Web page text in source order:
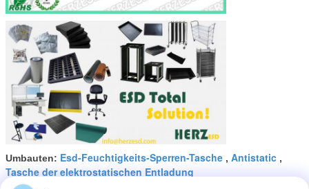
Umbauten: Esd-Feuchtigkeits-Sperren-Tasche , Antistatic ,
Tasche der elektrostatischen Entladung